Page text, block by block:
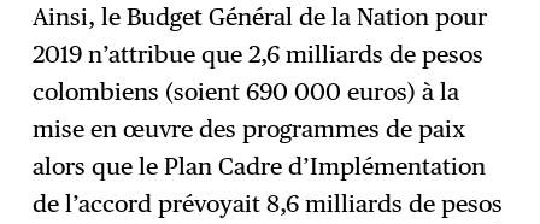
Ainsi, le Budget Général de la Nation pour
2019 n’attribue que 2,6 milliards de pesos
colombiens (soient 690 000 euros) à la
mise en œuvre des programmes de paix
alors que le Plan Cadre d’Implémentation
de l’accord prévoyait 8,6 milliards de pesos